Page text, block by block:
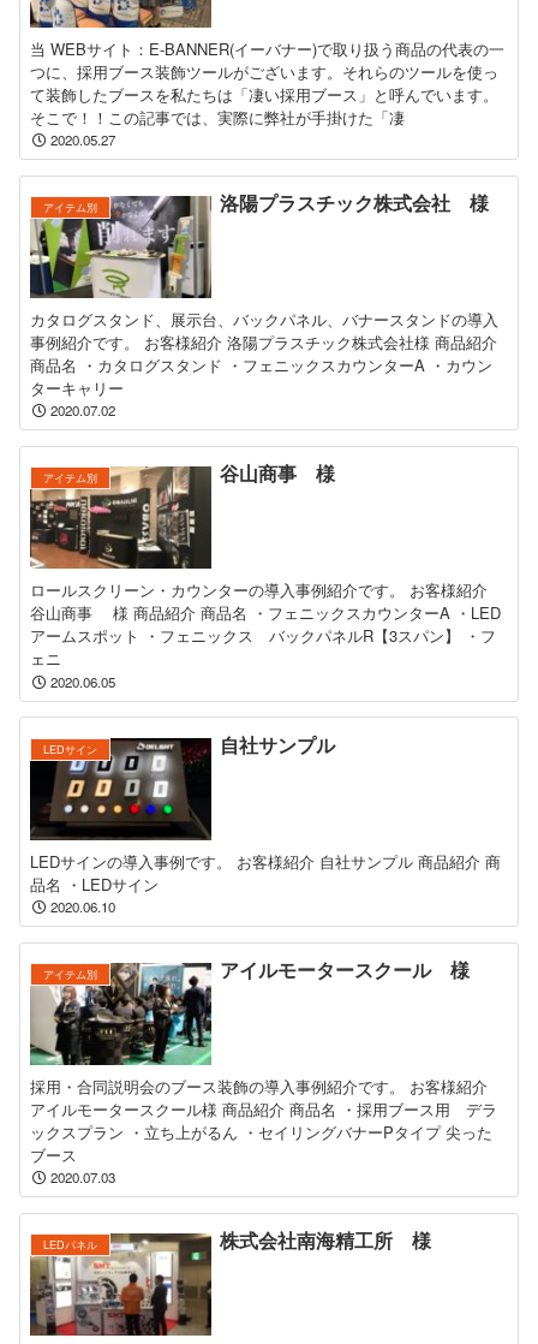
当 WEBサイト：E-BANNER(イーバナー)で取り扱う商品の代表の一
つに、採用ブース装飾ツールがございます。それらのツールを使っ
て装飾したブースを私たちは「凄い採用ブース」と呼んでいます。
そこで！！この記事では、実際に弊社が手掛けた「凄
2020.05.27
アイテム別 洛陽プラスチック株式会社 様
カタログスタンド、展示台、バックパネル、バナースタンドの導入
事例紹介です。 お客様紹介 洛陽プラスチック株式会社様 商品紹介
商品名 ・カタログスタンド ・フェニックスカウンターA ・カウン
ターキャリー
2020.07.02
アイテム別 谷山商事 様
ロールスクリーン・カウンターの導入事例紹介です。 お客様紹介
谷山商事 様 商品紹介 商品名 ・フェニックスカウンターA ・LED
アームスポット ・フェニックス バックパネルR【3スパン】 ・フ
ェニ
2020.06.05
LEDサイン 自社サンプル
LEDサインの導入事例です。 お客様紹介 自社サンプル 商品紹介 商
品名 ・LEDサイン
2020.06.10
アイテム別 アイルモータースクール 様
採用・合同説明会のブース装飾の導入事例紹介です。 お客様紹介
アイルモータースクール様 商品紹介 商品名 ・採用ブース用 デラ
ックスプラン ・立ち上がるん ・セイリングバナーPタイプ 尖った
ブース
2020.07.03
LEDパネル 株式会社南海精工所 様